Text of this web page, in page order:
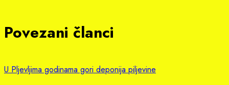
Povezani članci
U Pljevljima godinama gori deponija piljevine